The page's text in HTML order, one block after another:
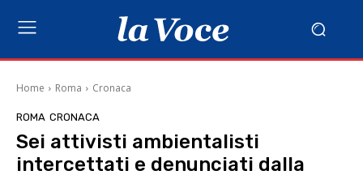
Home Roma Cronaca
ROMA CRONACA
Sei attivisti ambientalisti
intercettati e denunciati dalla